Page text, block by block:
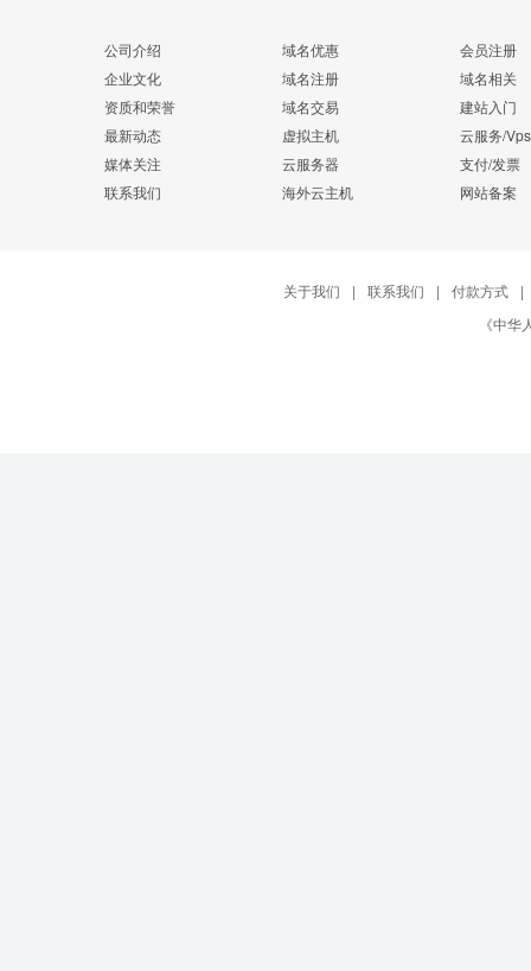
公司介绍
企业文化
资质和荣誉
最新动态
媒体关注
联系我们
域名优惠
域名注册
域名交易
虚拟主机
云服务器
海外云主机
会员注册
域名相关
建站入门
云服务/Vps
支付/发票
网站备案
关于我们 | 联系我们 | 付款方式
|
《中